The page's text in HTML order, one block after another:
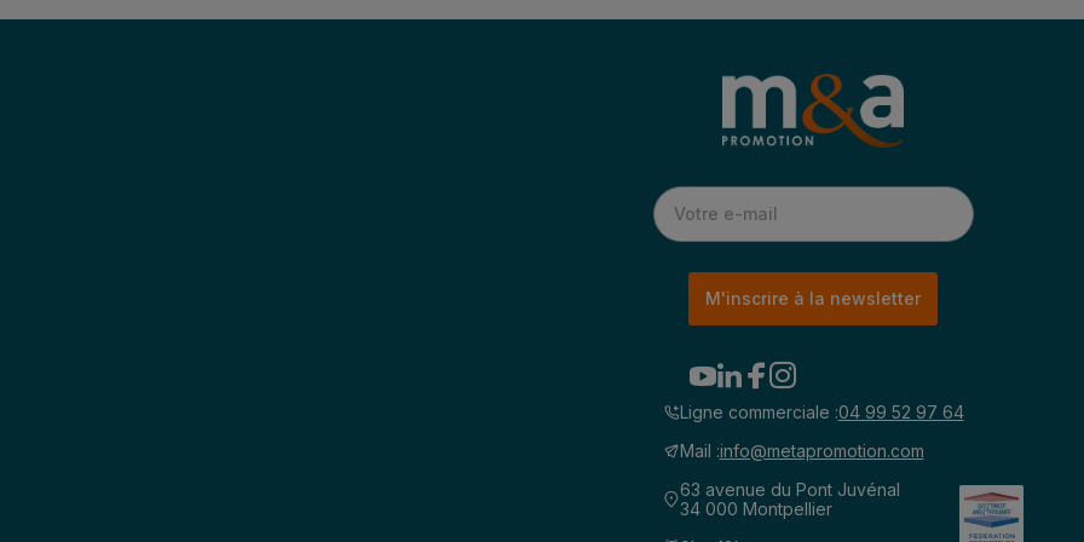
Ligne commerciale :04 99 52 97 64
Mail :info@metapromotion.com
63 avenue du Pont Juvénal
34 000 Montpellier
M'inscrire à la newsletter